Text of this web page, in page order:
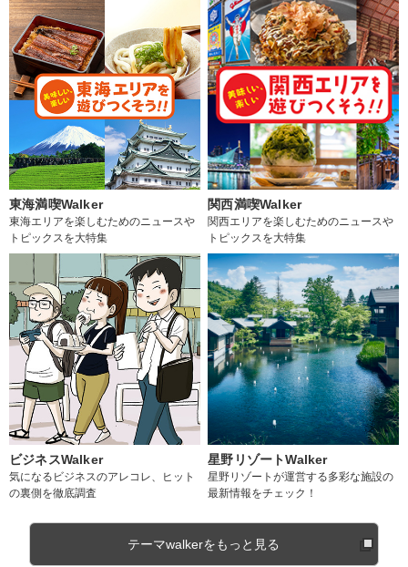
東海満喫Walker
東海エリアを楽しむためのニュースや
トピックスを大特集
関西満喫Walker
関西エリアを楽しむためのニュースや
トピックスを大特集
ビジネスWalker
気になるビジネスのアレコレ、ヒット
の裏側を徹底調査
星野リゾートWalker
星野リゾートが運営する多彩な施設の
最新情報をチェック！
テーマwalkerをもっと見る